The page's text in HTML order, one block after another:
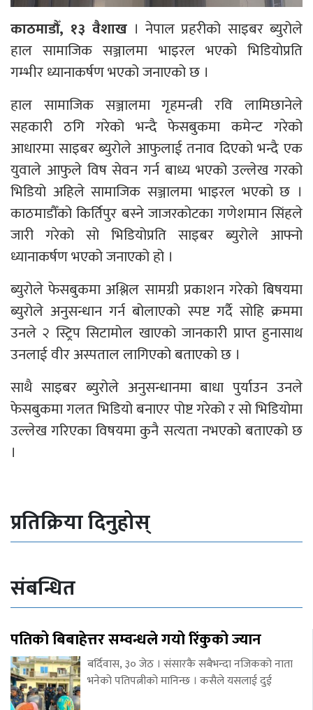
काठमाडौँ, १३ वैशाख। नेपाल प्रहरीको साइबर ब्युरोले
हाल सामाजिक सञ्जालमा भाइरल भएको भिडियोप्रति
गम्भीर ध्यानाकर्षण भएको जनाएको छ ।
हाल सामाजिक सञ्जालमा गृहमन्त्री रवि लामिछानेले
सहकारी ठगि गरेको भन्दै फेसबुकमा कमेन्ट गरेको
आधारमा साइबर ब्युरोले आफुलाई तनाव दिएको भन्दै एक
युवाले आफुले विष सेवन गर्न बाध्य भएको उल्लेख गरको
भिडियो अहिले सामाजिक सञ्जालमा भाइरल भएको छ ।
काठमाडौँको किर्तिपुर बस्ने जाजरकोटका गणेशमान सिंहले
जारी गरेको सो भिडियोप्रति साइबर ब्युरोले आफ्नो
ध्यानाकर्षण भएको जनाएको हो ।
ब्युरोले फेसबुकमा अश्लिल सामग्री प्रकाशन गरेको बिषयमा
ब्युरोले अनुसन्धान गर्न बोलाएको स्पष्ट गर्दै सोहि क्रममा
उनले २ स्ट्रिप सिटामोल खाएको जानकारी प्राप्त हुनासाथ
उनलाई वीर अस्पताल लागिएको बताएको छ ।
साथै साइबर ब्युरोले अनुसन्धानमा बाधा पुर्याउन उनले
फेसबुकमा गलत भिडियो बनाएर पोष्ट गरेको र सो भिडियोमा
उल्लेख गरिएका विषयमा कुनै सत्यता नभएको बताएको छ
।
प्रतिक्रिया दिनुहोस्
संबन्धित
पतिको बिबाहेत्तर सम्वन्धले गयो रिंकुको ज्यान
बर्दिवास, ३० जेठ । संसारकै सबैभन्दा नजिकको नाता
भनेको पतिपत्नीको मानिन्छ । कसैले यसलाई दुई